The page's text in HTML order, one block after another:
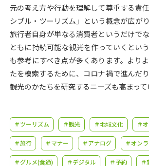
先輩が入学を決めた理由 テレメー
新生活お役立ちガイド
学問発見
学問のミニ講義「夢ナビ講義」 学問分野
学問の教科書 夢ナビラ
元の考え方や行動を理解して尊重する責
シブル・ツーリズム」という概念が広が
旅行者自身が単なる消費者というだけで
ともに持続可能な観光を作っていくとい
も参考にすべき点が多くあります。より
たを模索するために、コロナ禍で進んだ
観光のかたちを研究するニーズも高まって
＃ツーリズム ＃観光 ＃地域文化 ＃
＃旅行 ＃マナー ＃アナログ ＃オン
＃グルメ(食通) ＃デジタル ＃予約 ＃